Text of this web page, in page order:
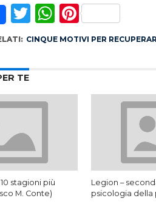
Twitter
WhatsApp
Pinterest
CINQUE MOTIVI PER
TE
stagioni più
M. Conte)
Legion –
psicologia della